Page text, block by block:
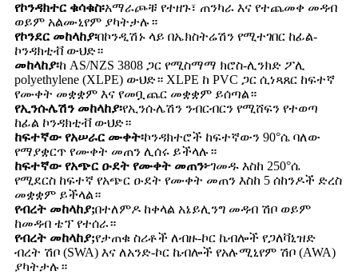
የኮንዳክተር ቁሳቁስ፡አማራጮቹ የተዘጉ፣ ጠንካራ እና የተጨመቀ መዳብ
ወይም አልሙኒየም ያካትታሉ።
የኮንደር መከላከያ፡በኮንዲሽኑ ላይ በኤክስትሬሽን የሚተገበር ከፊል-
ኮንዳክቲቭ ውህድ።
መከላከያ፡ከ AS/NZS 3808 ጋር የሚስማማ ክሮስ-ሊንክድ ፖሊ
polyethylene (XLPE) ውህድ። XLPE ከ PVC ጋር ሲነጻጸር ከፍተኛ
የሙቀት መቋቋም እና የመቧጨር መቋቋም ይሰጣል።
የኢንሱሌሽን መከላከያ፡የኢንሱሌሽን ንብርብርን የሚሸፍን የተወጣ
ከፊል ኮንዳክቲቭ ውህድ።
ከፍተኛው የአሠራር ሙቀት፡ኮንዳክተሮች ከፍተኛውን 90°ሴ ባለው
የማያቋርጥ የሙቀት መጠን ሊሰሩ ይችላሉ።
ከፍተኛው የአጭር ዑደት የሙቀት መጠን፦ገመዱ እስከ 250°ሴ
የሚደርስ ከፍተኛ የአጭር ዑደት የሙቀት መጠን እስከ 5 ሰከንዶች ድረስ
መቋቋም ይችላል።
የብረት መከላከያ;በተለምዶ ከቀላል አኔይሊንግ መዳብ ሽቦ ወይም
ከመዳብ ቴፕ የተሰራ።
የብረት መከላከያ;የታጠቁ ስሪቶች ለብዙ-ኮር ኬብሎች የጋለቫኒዝድ
ብረት ሽቦ (SWA) እና ለአንድ-ኮር ኬብሎች የአሉሚኒየም ሽቦ (AWA)
ያካትታሉ።